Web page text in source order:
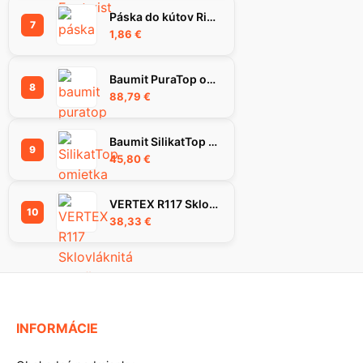
7
Páska do kútov Rigips Habito Flex 83 mm
1,86 €
8
Baumit PuraTop omietka 1.5K 25kg
88,79 €
9
Baumit SilikatTop omietka 1,5K, 25 kg
45,80€
10
VERTEX R117 Sklovláknitá mriežka 55m2
38,33 €
INFORMÁCIE